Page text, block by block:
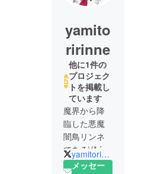
yamito
ririnne
他に1件の
プロジェク
トを掲載し
ています
魔界から降
臨した悪魔
闇鳥リンネ
である\(* ´ ꒳
` *)/ﾝﾊﾞｯ💕
yamitori_rinne
メッセー